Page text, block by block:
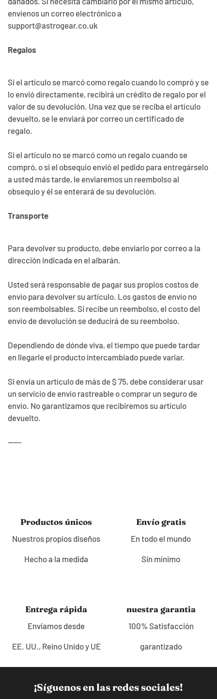
envíenos un correo electrónico a
support@astrogear.co.uk
Regalos
Si el artículo se marcó como regalo cuando lo compró y se
lo envió directamente, recibirá un crédito de regalo por el
valor de su devolución. Una vez que se reciba el artículo
devuelto, se le enviará por correo un certificado de
regalo.
Si el artículo no se marcó como un regalo cuando se
compró, o si el obsequio envió el pedido para entregárselo
a usted más tarde, le enviaremos un reembolso al
obsequio y él se enterará de su devolución.
Transporte
Para devolver su producto, debe enviarlo por correo a la
dirección indicada en el albarán.
Usted será responsable de pagar sus propios costos de
envío para devolver su artículo. Los gastos de envío no
son reembolsables. Si recibe un reembolso, el costo del
envío de devolución se deducirá de su reembolso.
Dependiendo de dónde viva, el tiempo que puede tardar
en llegarle el producto intercambiado puede variar.
Si envía un artículo de más de $ 75, debe considerar usar
un servicio de envío rastreable o comprar un seguro de
envío. No garantizamos que recibiremos su artículo
devuelto.
-----
Productos únicos
Nuestros propios diseños
Hecho a la medida
Envío gratis
En todo el mundo
Sin mínimo
Entrega rápida
Enviamos desde
EE. UU., Reino Unido y UE
nuestra garantia
100% Satisfacción
garantizado
¡Síguenos en las redes sociales!